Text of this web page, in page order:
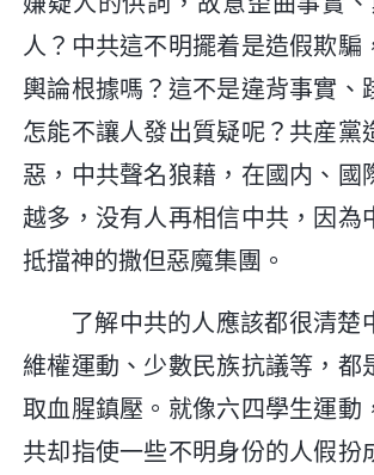
人？中共這不明擺着是造假欺
輿論根據嗎？這不是違背事實
怎能不讓人發出質疑呢？共産
惡，中共聲名狼藉，在國内、
越多，没有人再相信中共，因為
抵擋神的撒但惡魔集團。
了解中共的人應該都很清楚
維權運動、少數民族抗議等，
取血腥鎮壓。就像六四學生運動
共却指使一些不明身份的人假